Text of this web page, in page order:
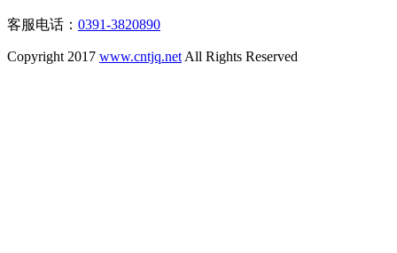
客服电话： 0391-3820890
Copyright 2017 www.cntjq.net All Rights Reserved